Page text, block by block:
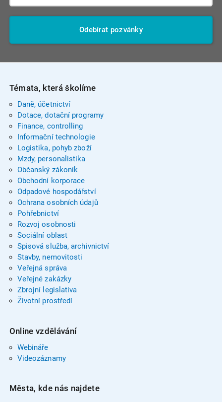
Odebírat pozvánky
Témata, která školíme
Daně, účetnictví
Dotace, dotační programy
Finance, controlling
Informační technologie
Logistika, pohyb zboží
Mzdy, personalistika
Občanský zákoník
Obchodní korporace
Odpadové hospodářství
Ochrana osobních údajů
Pohřebnictví
Rozvoj osobnosti
Sociální oblast
Spisová služba, archivnictví
Stavby, nemovitosti
Veřejná správa
Veřejné zakázky
Zbrojní legislativa
Životní prostředí
Online vzdělávání
Webináře
Videozáznamy
Města, kde nás najdete